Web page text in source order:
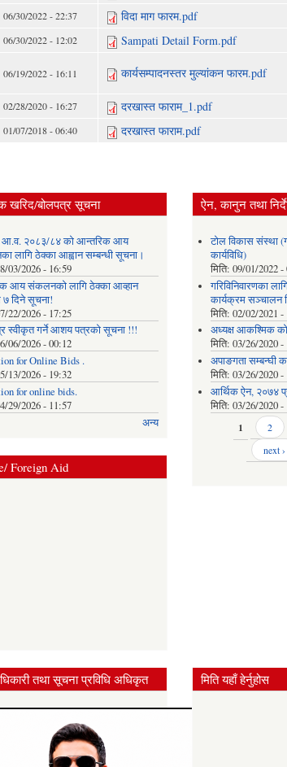
06/30/2022 - 22:37
विदा माग फारम.pdf
06/30/2022 - 12:02
Sampati Detail Form.pdf
06/19/2022 - 16:11 कार्यसम्पादनस्तर मुल्यांकन फारम.pdf
02/28/2020 - 16:27
दरखास्त फाराम_1.pdf
01/07/2018 - 06:40 दरखास्त फाराम.pdf
खरिद/बोलपत्र सूचना
आ.व. २०८३/८४ को आन्तरिक आय
लागि ठेक्का आह्वान सम्बन्धी सूचना।
03/2026 - 16:59
आय संकलनको लागि ठेक्‍का आव्हान
७ दिने सूचना!
22/2026 - 17:25
स्वीकृत गर्ने आशय पत्रको सूचना !!!
06/2026 - 00:12
for Online Bids .
13/2026 - 19:32
for online bids.
29/2026 - 11:57
अन्य
Foreign Aid
ऐन, कानुन तथा
टोल विकास संस्था
कार्यविधि)
मिति:09/01/2022 -
गरिविनिवारणका
कार्यक्रम सञ्चालन
मिति:02/02/2021 -
अध्यक्ष आकश्मिक
मिति:03/26/2020 -
अपाङगता सम्बन्घी
मिति:03/26/2020 -
आर्थिक ऐन, २०७४
मिति:03/26/2020 -
1 2
next ›
तथा सूचना प्रविधि अधिकृत मिति यहाँ हेर्नुहोस